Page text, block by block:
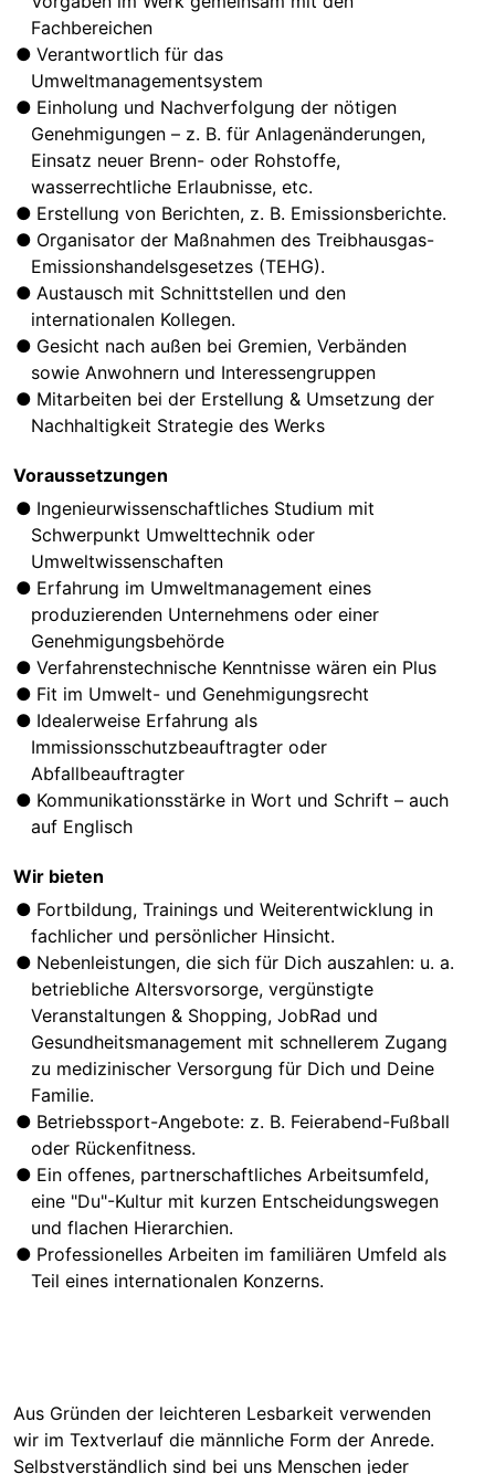
Fachbereichen
Verantwortlich für das
Umweltmanagementsystem
Einholung und Nachverfolgung der nötigen
Genehmigungen – z. B. für Anlagenänderungen,
Einsatz neuer Brenn- oder Rohstoffe,
wasserrechtliche Erlaubnisse, etc.
Erstellung von Berichten, z. B. Emissionsberichte.
Organisator der Maßnahmen des Treibhausgas-
Emissionshandelsgesetzes (TEHG).
Austausch mit Schnittstellen und den
internationalen Kollegen.
Gesicht nach außen bei Gremien, Verbänden
sowie Anwohnern und Interessengruppen
Mitarbeiten bei der Erstellung & Umsetzung der
Nachhaltigkeit Strategie des Werks
Voraussetzungen
Ingenieurwissenschaftliches Studium mit
Schwerpunkt Umwelttechnik oder
Umweltwissenschaften
Erfahrung im Umweltmanagement eines
produzierenden Unternehmens oder einer
Genehmigungsbehörde
Verfahrenstechnische Kenntnisse wären ein Plus
Fit im Umwelt- und Genehmigungsrecht
Idealerweise Erfahrung als
Immissionsschutzbeauftragter oder
Abfallbeauftragter
Kommunikationsstärke in Wort und Schrift – auch
auf Englisch
Wir bieten
Fortbildung, Trainings und Weiterentwicklung in
fachlicher und persönlicher Hinsicht.
Nebenleistungen, die sich für Dich auszahlen: u. a.
betriebliche Altersvorsorge, vergünstigte
Veranstaltungen & Shopping, JobRad und
Gesundheitsmanagement mit schnellerem Zugang
zu medizinischer Versorgung für Dich und Deine
Familie.
Betriebssport-Angebote: z. B. Feierabend-Fußball
oder Rückenfitness.
Ein offenes, partnerschaftliches Arbeitsumfeld,
eine "Du"-Kultur mit kurzen Entscheidungswegen
und flachen Hierarchien.
Professionelles Arbeiten im familiären Umfeld als
Teil eines internationalen Konzerns.
Aus Gründen der leichteren Lesbarkeit verwenden
wir im Textverlauf die männliche Form der Anrede.
Selbstverständlich sind bei uns Menschen jeder